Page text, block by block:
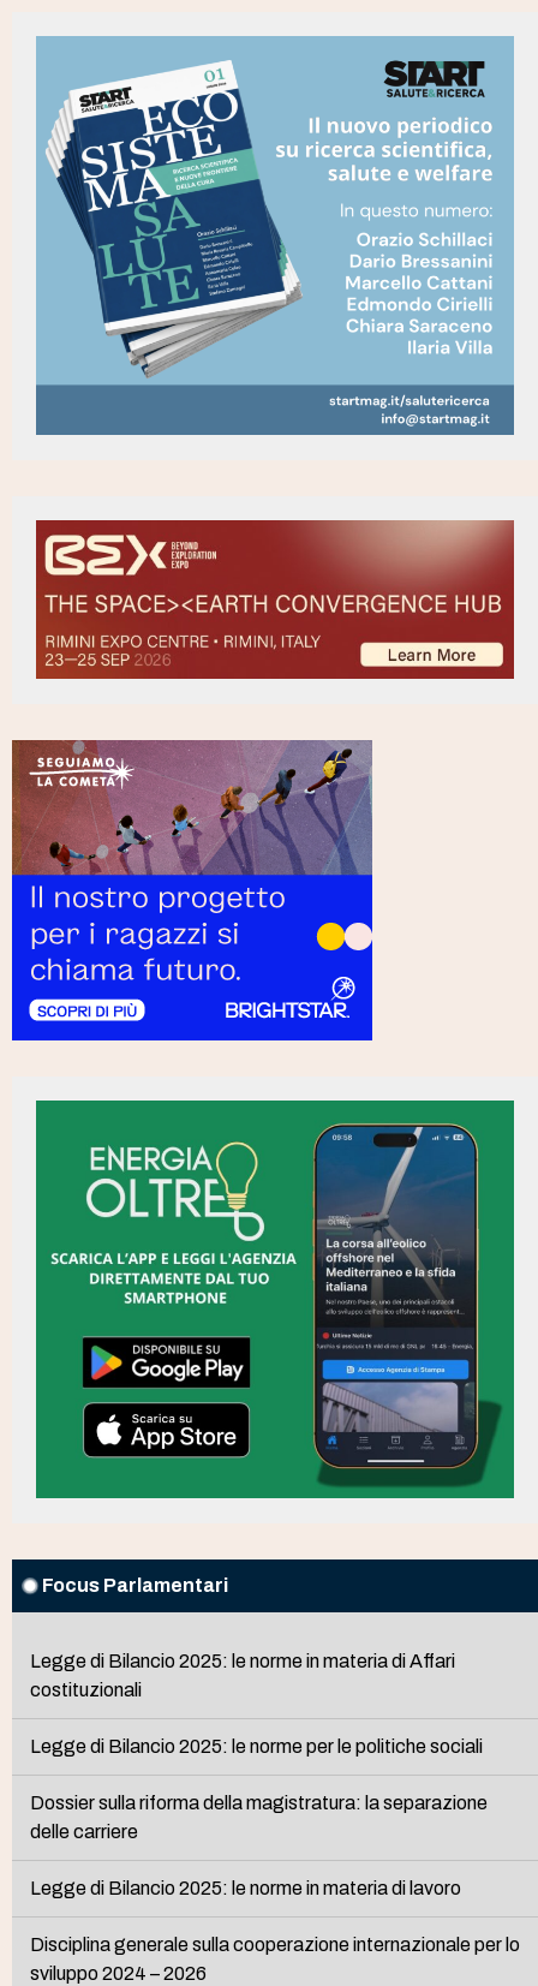
Focus Parlamentari
Legge di Bilancio 2025: le norme in materia di Affari
costituzionali
Legge di Bilancio 2025: le norme per le politiche sociali
Dossier sulla riforma della magistratura: la separazione
delle carriere
Legge di Bilancio 2025: le norme in materia di lavoro
Disciplina generale sulla cooperazione internazionale per lo
sviluppo 2024 – 2026